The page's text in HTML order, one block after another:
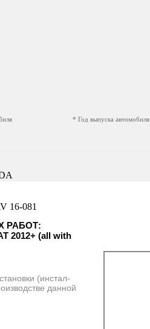
* Год выпуска автомобиля
РАБОТ:
2012+ (all with
(инстал-
данной